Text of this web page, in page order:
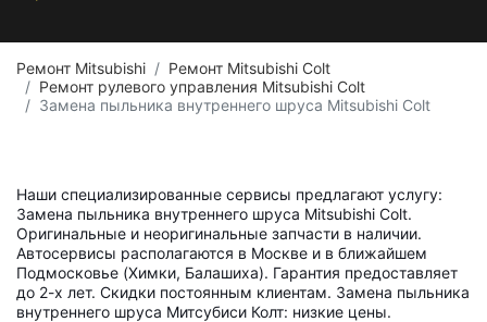
Ремонт Mitsubishi
Ремонт Mitsubishi Colt
Ремонт рулевого управления Mitsubishi Colt
Замена пыльника внутреннего шруса Mitsubishi Colt
Наши специализированные сервисы предлагают услугу:
Замена пыльника внутреннего шруса Mitsubishi Colt.
Оригинальные и неоригинальные запчасти в наличии.
Автосервисы располагаются в Москве и в ближайшем
Подмосковье (Химки, Балашиха). Гарантия предоставляет
до 2-х лет. Скидки постоянным клиентам. Замена пыльника
внутреннего шруса Митсубиси Колт: низкие цены.